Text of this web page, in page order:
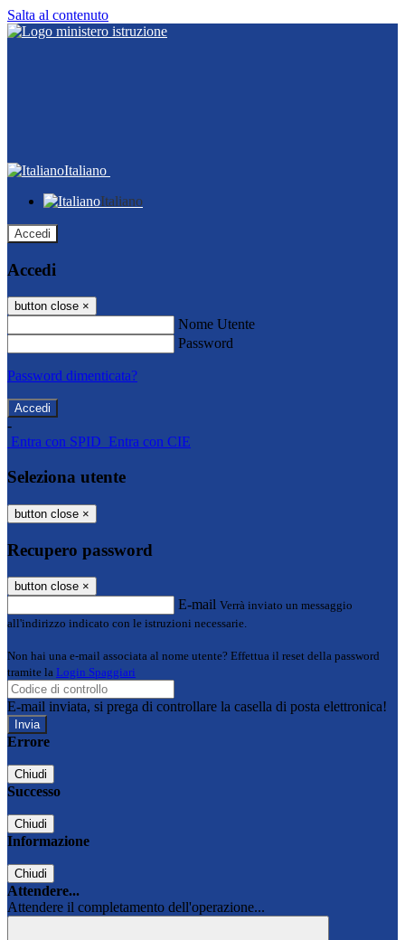
Salta al contenuto
Italiano
Italiano
Accedi
Accedi
button close ×
Nome Utente
Password
Password dimenticata?
-
Entra con SPID Entra con CIE
Seleziona utente
button close ×
Recupero password
button close ×
E-mail Verrà inviato un messaggio
all'indirizzo indicato con le istruzioni necessarie.
Non hai una e-mail associata al nome utente? Effettua il reset della password
tramite la Login Spaggiari
E-mail inviata, si prega di controllare la casella di posta elettronica!
Errore
Chiudi
Successo
Chiudi
Informazione
Chiudi
Attendere...
Attendere il completamento dell'operazione...